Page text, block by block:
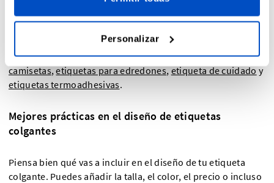
Personalizar
Recuerda que en Dutch Label Shop también vendemos
etiquetas tejidas,etiquetas de tallas,etiquetas para
camisetas,etiquetas para edredones, etiqueta de cuidado y
etiquetas termoadhesivas.
Mejores prácticas en el diseño de etiquetas
colgantes
Piensa bien qué vas a incluir en el diseño de tu etiqueta
colgante. Puedes añadir la talla, el color, el precio o incluso